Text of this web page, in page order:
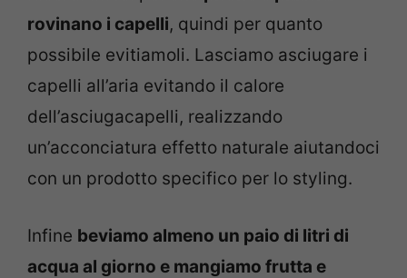
rovinano i capelli, quindi per quanto
possibile evitiamoli. Lasciamo asciugare i
capelli all’aria evitando il calore
dell’asciugacapelli, realizzando
un’acconciatura effetto naturale aiutandoci
con un prodotto specifico per lo styling.
Infine beviamo almeno un paio di litri di
acqua al giorno e mangiamo frutta e